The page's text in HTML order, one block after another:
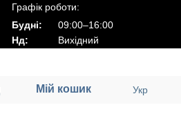
Графік роботи:
Будні:
09:00–16:00
Нд:
Вихідний
Мій кошик Укр